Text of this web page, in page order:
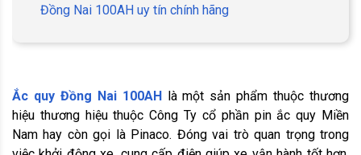
Đồng Nai 100AH uy tín chính hãng
Ắc quy Đồng Nai 100AH
là một sản phẩm thuộc thương
hiệu thương hiệu thuộc Công Ty cổ phần pin ắc quy Miền
Nam hay còn gọi là Pinaco. Đóng vai trò quan trọng trong